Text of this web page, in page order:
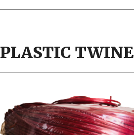
PLASTIC TWINE